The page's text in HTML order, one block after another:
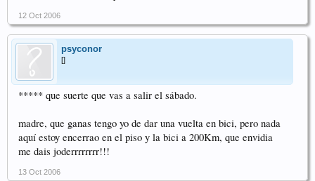
12 Oct 2006
psyconor
[]
***** que suerte que vas a salir el sábado.
madre, que ganas tengo yo de dar una vuelta en bici, pero nada
aquí estoy encerrao en el piso y la bici a 200Km, que envidia
me dais joderrrrrrrr!!!
13 Oct 2006